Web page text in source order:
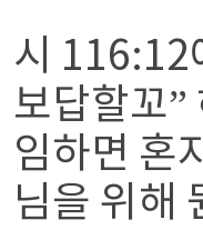
시 116:12
보답할꼬”
임하면 혼
님을 위해